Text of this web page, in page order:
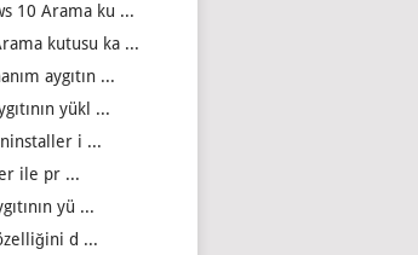
10 Arama ku ...
kutusu ka ...
aygıtın ...
yükl ...
i ...
ile pr ...
yü ...
d ...